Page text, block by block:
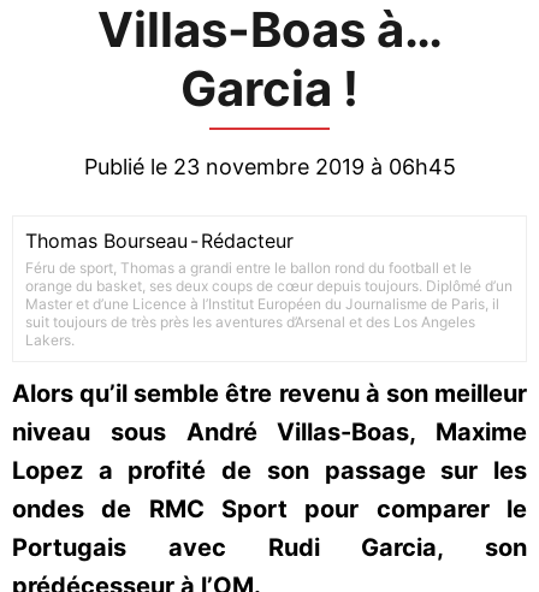
Villas-Boas à…
Garcia !
Publié le 23 novembre 2019 à 06h45
Thomas Bourseau -Rédacteur
Féru de sport, Thomas a grandi entre le ballon rond du football et le
orange du basket, ses deux coups de cœur depuis toujours. Diplômé d’un
Master et d’une Licence à l’Institut Européen du Journalisme de Paris, il
suit toujours de très près les aventures d’Arsenal et des Los Angeles
Lakers.
Alors qu’il semble être revenu à son meilleur
niveau sous André Villas-Boas, Maxime
Lopez a profité de son passage sur les
ondes de RMC Sport pour comparer le
Portugais avec Rudi Garcia, son
prédécesseur à l’OM.